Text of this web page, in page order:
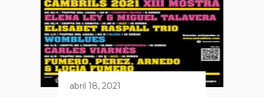
abril 18, 2021